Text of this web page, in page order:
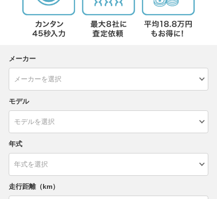
メーカー
モデル
年式
走行距離（km）